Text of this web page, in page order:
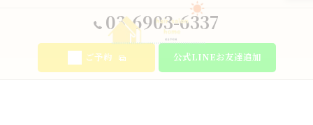
03-6903-6337
ご予約 公式LINEお友達追加
© 2026 東京都板橋の美容室ならhair salon home ALL RIGHTS RESERVED.